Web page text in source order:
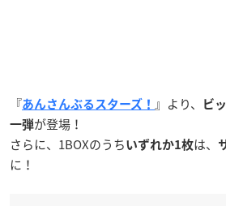
『あんさんぶるスターズ！ 』より、
ビ
一弾が登場！
さらに、1BOXのうち いずれか1枚は、
に！